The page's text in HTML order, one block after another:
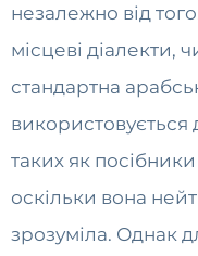
незалежно від
місцеві діалекти,
стандартна
використовується
таких як
оскільки вона
зрозуміла. Однак